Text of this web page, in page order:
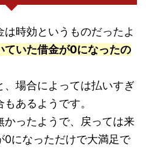
時効というものだったよ
ていた借金が0になったの
場合によっては払いすぎ
あるようです。
ったようで、戻っては来
0になっただけで大満足で